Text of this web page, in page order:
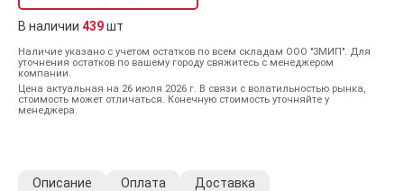
В наличии 439шт
Наличие указано с учетом остатков по всем складам ООО "ЗМИП". Для
уточнения остатков по вашему городу свяжитесь с менеджером
компании.
Цена актуальная на 26 июля 2026 г. В связи с волатильностью рынка,
стоимость может отличаться. Конечную стоимость уточняйте у
менеджера.
Описание Оплата Доставка